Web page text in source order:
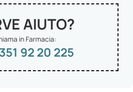
AIUTO?
in Farmacia:
92 20 225